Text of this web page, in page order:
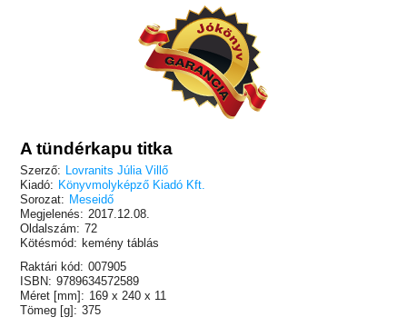
A tündérkapu titka
Szerző: Lovranits Júlia Villő
Kiadó: Könyvmolyképző Kiadó Kft.
Sorozat: Meseidő
Megjelenés: 2017.12.08.
Oldalszám: 72
Kötésmód: kemény táblás
Raktári kód: 007905
ISBN: 9789634572589
Méret [mm]: 169 x 240 x 11
Tömeg [g]: 375